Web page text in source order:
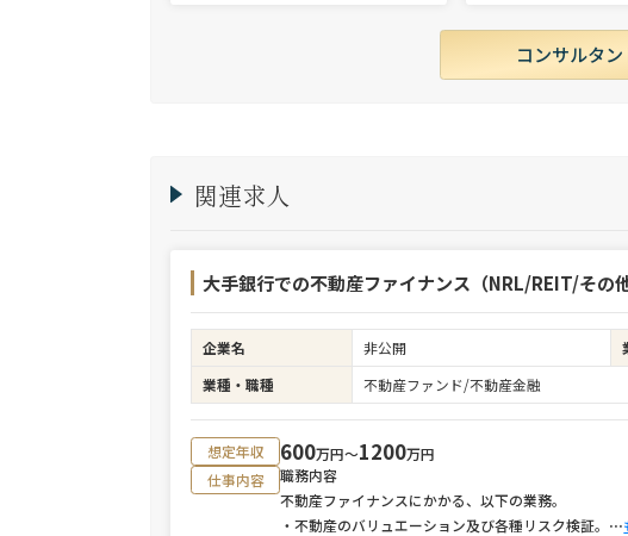
コンサルタ
関連求人
大手銀行での不動産ファイナンス（NRL/REIT/その
企業名 非公開
業種・職種
不動産ファンド/不動産金融
想定年収 600万円〜1200万円
仕事内容
職務内容
不動産ファイナンスにかかる、以下の業務。
・不動産のバリュエーション及び各種リスク検証。 ⋯